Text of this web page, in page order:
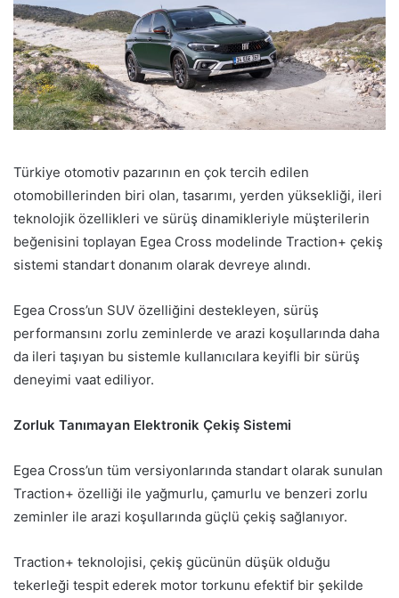
Türkiye otomotiv pazarının en çok tercih edilen
otomobillerinden biri olan, tasarımı, yerden yüksekliği, ileri
teknolojik özellikleri ve sürüş dinamikleriyle müşterilerin
beğenisini toplayan Egea Cross modelinde Traction+ çekiş
sistemi standart donanım olarak devreye alındı.
Egea Cross’un SUV özelliğini destekleyen, sürüş
performansını zorlu zeminlerde ve arazi koşullarında daha
da ileri taşıyan bu sistemle kullanıcılara keyifli bir sürüş
deneyimi vaat ediliyor.
Zorluk Tanımayan Elektronik Çekiş Sistemi
Egea Cross’un tüm versiyonlarında standart olarak sunulan
Traction+ özelliği ile yağmurlu, çamurlu ve benzeri zorlu
zeminler ile arazi koşullarında güçlü çekiş sağlanıyor.
Traction+ teknolojisi, çekiş gücünün düşük olduğu
tekerleği tespit ederek motor torkunu efektif bir şekilde